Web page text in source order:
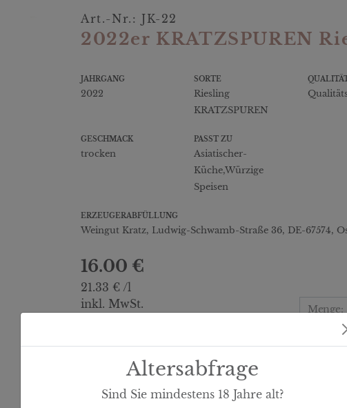
Altersabfrage
Sind Sie mindestens 18 Jahre alt?
Art.-Nr.: JK-22
2022er KRATZSPUREN
JAHRGANG
2022
SORTE
Riesling
KRATZSPUREN
GESCHMACK
trocken
PASST ZU
Asiatischer-
Küche,Würzige
Speisen
ERZEUGERABFÜLLUNG
Weingut Kratz, Ludwig-Schwamb-Straße 36, DE-67574,
16.00 €
21.33 € /l
inkl. MwSt.
Menge:
Nährwertangaben
enthält Sulfite